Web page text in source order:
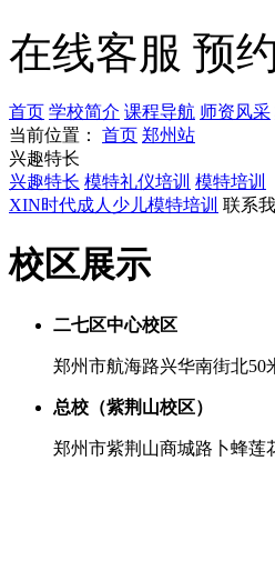
在线客服 预
首页 学校简介 课程导航 师资风采
当前位置：
首页 郑州站
兴趣特长
兴趣特长 模特礼仪培训 模特培训
XIN时代成人少儿模特培训 联系
校区展示
二七区中心校区
郑州市航海路兴华南街北50
总校（紫荆山校区）
郑州市紫荆山商城路卜蜂莲